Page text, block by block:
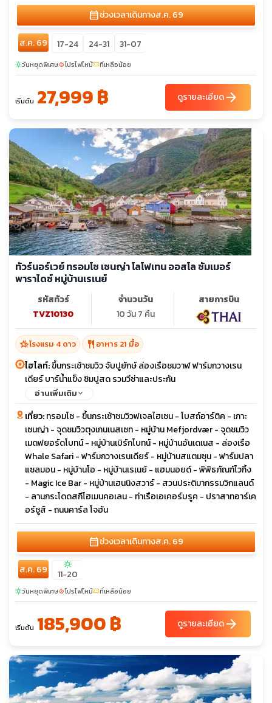
calendar_monthช่วงเวลาเดินทางส.ค. 69
ส.ค. 69 17-24 24-31 31-07
sunnyวันหยุดพิเศษlocal_fire_departmentโปรไฟไหม้confirmation_numberที่เหลือน้อย
เริ่มต้น 27,999 ฿ ดูรายละเอียดarrow_forward
ทัวร์นอร์เวย์ ทรอมโซ เซนญ่า โลโฟเทน ออสโล ซัมเมอร์
พาราไดซ์ หมู่บ้านเรเนย์
รหัสทัวร์
TVZ10130
จำนวนวัน
10 วัน 7 คืน
สายการบิน
hotel_classโรงแรม 4 ดาว restaurant อาหาร 21 มื้อ
ไฮไลท์:ขึ้นกระเช้าชมวิว จับปูยักษ์ ล่องเรือชมวาฬ ฟาร์มกวางเรน
เดียร์ บาร์น้ำแข็ง ชิมปูสด รวมวีซ่าและประกัน
อ่านเพิ่มเติม
เที่ยว:ทรอมโซ - ขึ้นกระเช้าชมวิวฟเจลไฮเซน - โบสถ์อาร์ติค - เกาะ
เซนญ่า - จุดชมวิวตุงเกนเนสเซท - หมู่บ้าน Mefjordvær - จุดชมวิว
เมดฟยอร์ดโบทน์ - หมู่บ้านเบิร์กโบทน์ - หมู่บ้านอันเดเนส - ล่องเรือ
Whale Safari - ฟาร์มกวางเรนเดียร์ - หมู่บ้านสแตมซุน - ฟาร์มปลา
แซลมอน - หมู่บ้านโอ - หมู่บ้านเรเนย์ - แฮมนอยด์ - พิพิธภัณฑ์ไวกิ้ง
- Magic Ice Bar - หมู่บ้านเฮนนิงสวาร์ - สวนประติมากรรมวิกแลนด์
- ลานกระโดดสกีโฮเมนคอเลน - ท่าเรือเอเคอร์บรูค - ปราสาทอาร์เค
อร์ชูส์ - ถนนคาร์ล โจฮัน
calendar_monthช่วงเวลาเดินทางส.ค. 69
ส.ค. 69 sunny
11-20
sunnyวันหยุดพิเศษlocal_fire_departmentโปรไฟไหม้confirmation_numberที่เหลือน้อย
เริ่มต้น 185,900 ฿ ดูรายละเอียดarrow_forward